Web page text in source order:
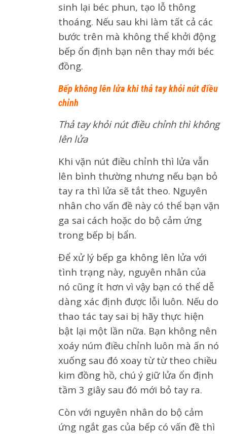
sinh lại béc phun, tạo lỗ thông
thoáng. Nếu sau khi làm tất cả các
bước trên mà không thể khởi động
bếp ổn định bạn nên thay mới béc
đồng.
Bếp không lên lửa khi thả tay khỏi nút điều
chỉnh
Thả tay khỏi nút điều chỉnh thì không
lên lửa
Khi vặn nút điều chỉnh thì lửa vẫn
lên bình thường nhưng nếu bạn bỏ
tay ra thì lửa sẽ tắt theo. Nguyên
nhân cho vấn đề này có thể bạn vặn
ga sai cách hoặc do bộ cảm ứng
trong bếp bị bẩn.
Để xử lý bếp ga không lên lửa với
tình trạng này, nguyên nhân của
nó cũng ít hơn vì vậy bạn có thể dễ
dàng xác định được lỗi luôn. Nếu do
thao tác tay sai bị hãy thực hiện
bật lại một lần nữa. Bạn không nên
xoáy núm điều chỉnh luôn mà ấn nó
xuống sau đó xoay từ từ theo chiều
kim đồng hồ, chú ý giữ lửa ổn định
tầm 3 giây sau đó mới bỏ tay ra.
Còn với nguyên nhân do bộ cảm
ứng ngắt gas của bếp có vấn đề thì